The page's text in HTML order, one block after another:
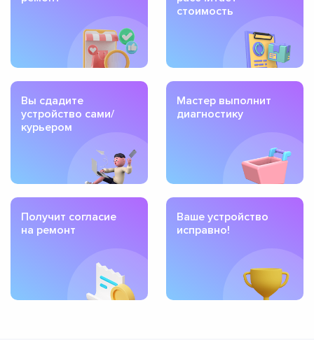
стоимость
Вы сдадите
устройство сами/
курьером
Мастер выполнит
диагностику
Получит согласие
на ремонт
Ваше устройство
исправно!